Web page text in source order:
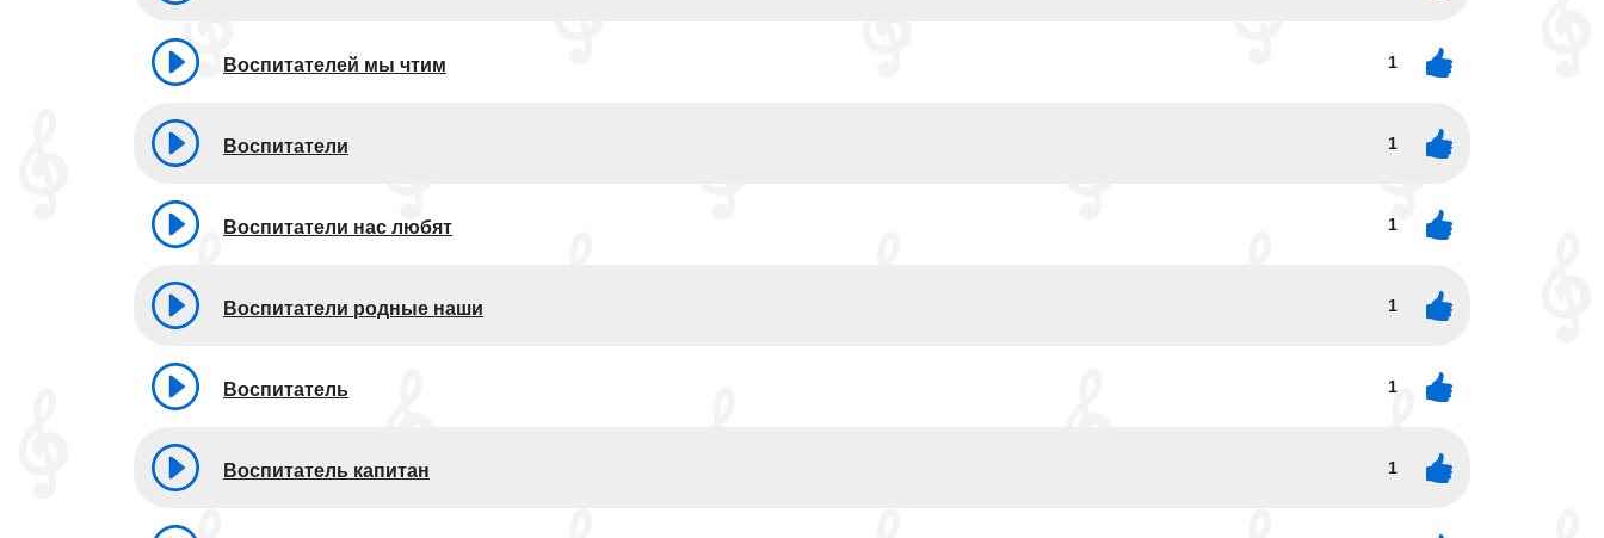
Воспитателей мы чтим 1
Воспитатели 1
Воспитатели нас любят 1
Воспитатели родные наши 1
Воспитатель 1
Воспитатель капитан 1